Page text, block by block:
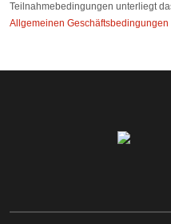
Teilnahmebedingungen unterliegt
Allgemeinen Geschäftsbedingungen